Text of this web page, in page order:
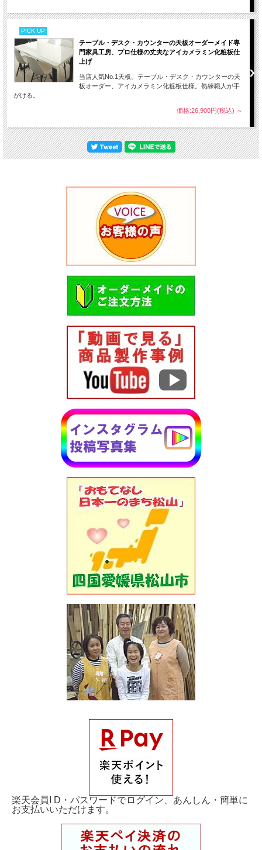
PICK UP
テーブル・デスク・カウンターの天板オーダーメイド専
門家具工房、プロ仕様の丈夫なアイカメラミン化粧板仕
上げ
当店人気No.1天板。テーブル・デスク・カウンターの天
板オーダー、アイカメラミン化粧板仕様。熟練職人が手
がける。
価格:26,900円(税込) ～
楽天会員I D・パスワードでログイン、あんしん・簡単に
お支払いいただけます。